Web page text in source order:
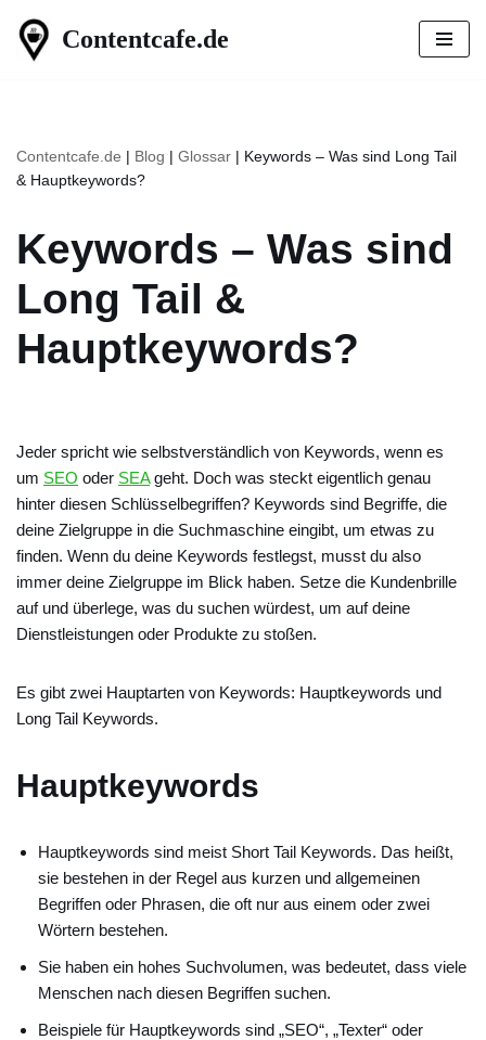
Zum
Contentcafe.de
Contentcafe.de | Blog | Glossar | Keywords – Was sind Long Tail
& Hauptkeywords?
Keywords – Was sind
Long Tail &
Hauptkeywords?
Jeder spricht wie selbstverständlich von Keywords, wenn es
um SEO oder SEAgeht. Doch was steckt eigentlich genau
hinter diesen Schlüsselbegriffen? Keywords sind Begriffe, die
deine Zielgruppe in die Suchmaschine eingibt, um etwas zu
finden. Wenn du deine Keywords festlegst, musst du also
immer deine Zielgruppe im Blick haben. Setze die Kundenbrille
auf und überlege, was du suchen würdest, um auf deine
Dienstleistungen oder Produkte zu stoßen.
Es gibt zwei Hauptarten von Keywords: Hauptkeywords und
Long Tail Keywords.
Hauptkeywords
Hauptkeywords sind meist Short Tail Keywords. Das heißt,
sie bestehen in der Regel aus kurzen und allgemeinen
Begriffen oder Phrasen, die oft nur aus einem oder zwei
Wörtern bestehen.
Sie haben ein hohes Suchvolumen, was bedeutet, dass viele
Menschen nach diesen Begriffen suchen.
Beispiele für Hauptkeywords sind „SEO“, „Texter“ oder